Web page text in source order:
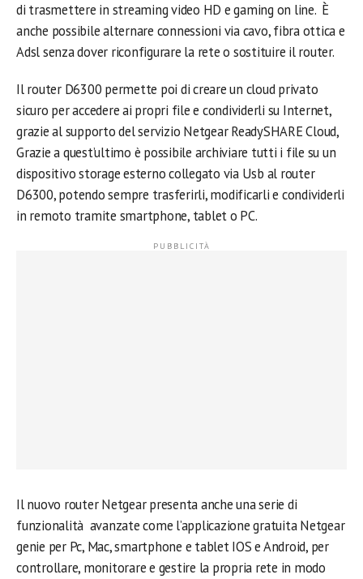
di trasmettere in streaming video HD e gaming on line. È
anche possibile alternare connessioni via cavo, fibra ottica e
Adsl senza dover riconfigurare la rete o sostituire il router.
Il router D6300 permette poi di creare un cloud privato
sicuro per accedere ai propri file e condividerli su Internet,
grazie al supporto del servizio Netgear ReadySHARE Cloud,
Grazie a quest’ultimo è possibile archiviare tutti i file su un
dispositivo storage esterno collegato via Usb al router
D6300, potendo sempre trasferirli, modificarli e condividerli
in remoto tramite smartphone, tablet o PC.
Il nuovo router Netgear presenta anche una serie di
funzionalità avanzate come l’applicazione gratuita Netgear
genie per Pc, Mac, smartphone e tablet IOS e Android, per
controllare, monitorare e gestire la propria rete in modo